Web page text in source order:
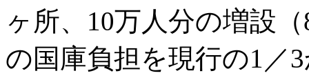
ヶ所、10万人分の増設
の国庫負担を現行の1／